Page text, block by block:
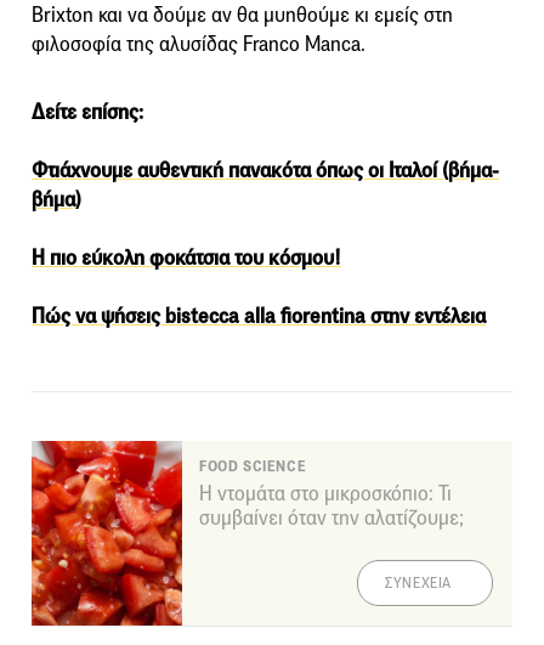
Brixton και να δούμε αν θα μυηθούμε κι εμείς στη
φιλοσοφία της αλυσίδας Franco Manca.
Δείτε επίσης:
Φτιάχνουμε αυθεντική πανακότα όπως οι Ιταλοί (βήμα-
βήμα)
Η πιο εύκολη φοκάτσια του κόσμου!
Πώς να ψήσεις bistecca alla fiorentina στην εντέλεια
FOOD SCIENCE
Η ντομάτα στο μικροσκόπιο: Τι
συμβαίνει όταν την αλατίζουμε;
ΣΥΝΕΧΕΙΑ